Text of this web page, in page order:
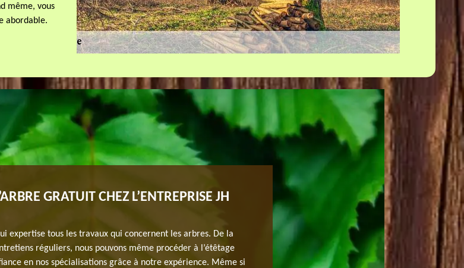
même, vous
abordable.
GRATUIT CHEZ L’ENTREPRISE JH
expertise tous les travaux qui concernent les arbres. De la
réguliers, nous pouvons même procéder à l’étêtage
en nos spécialisations grâce à notre expérience. Même si
ENTREPRISE ÉTÊTAGE D’ARBRE
ELAGAGE À VOTRE SERVICE !
Êtes-vous à la recherche d’une entreprise
avec un étêtage ? Nous sommes spécialisés dans ce
pourtant du fait que c’est nuisible pour les arbres. Si